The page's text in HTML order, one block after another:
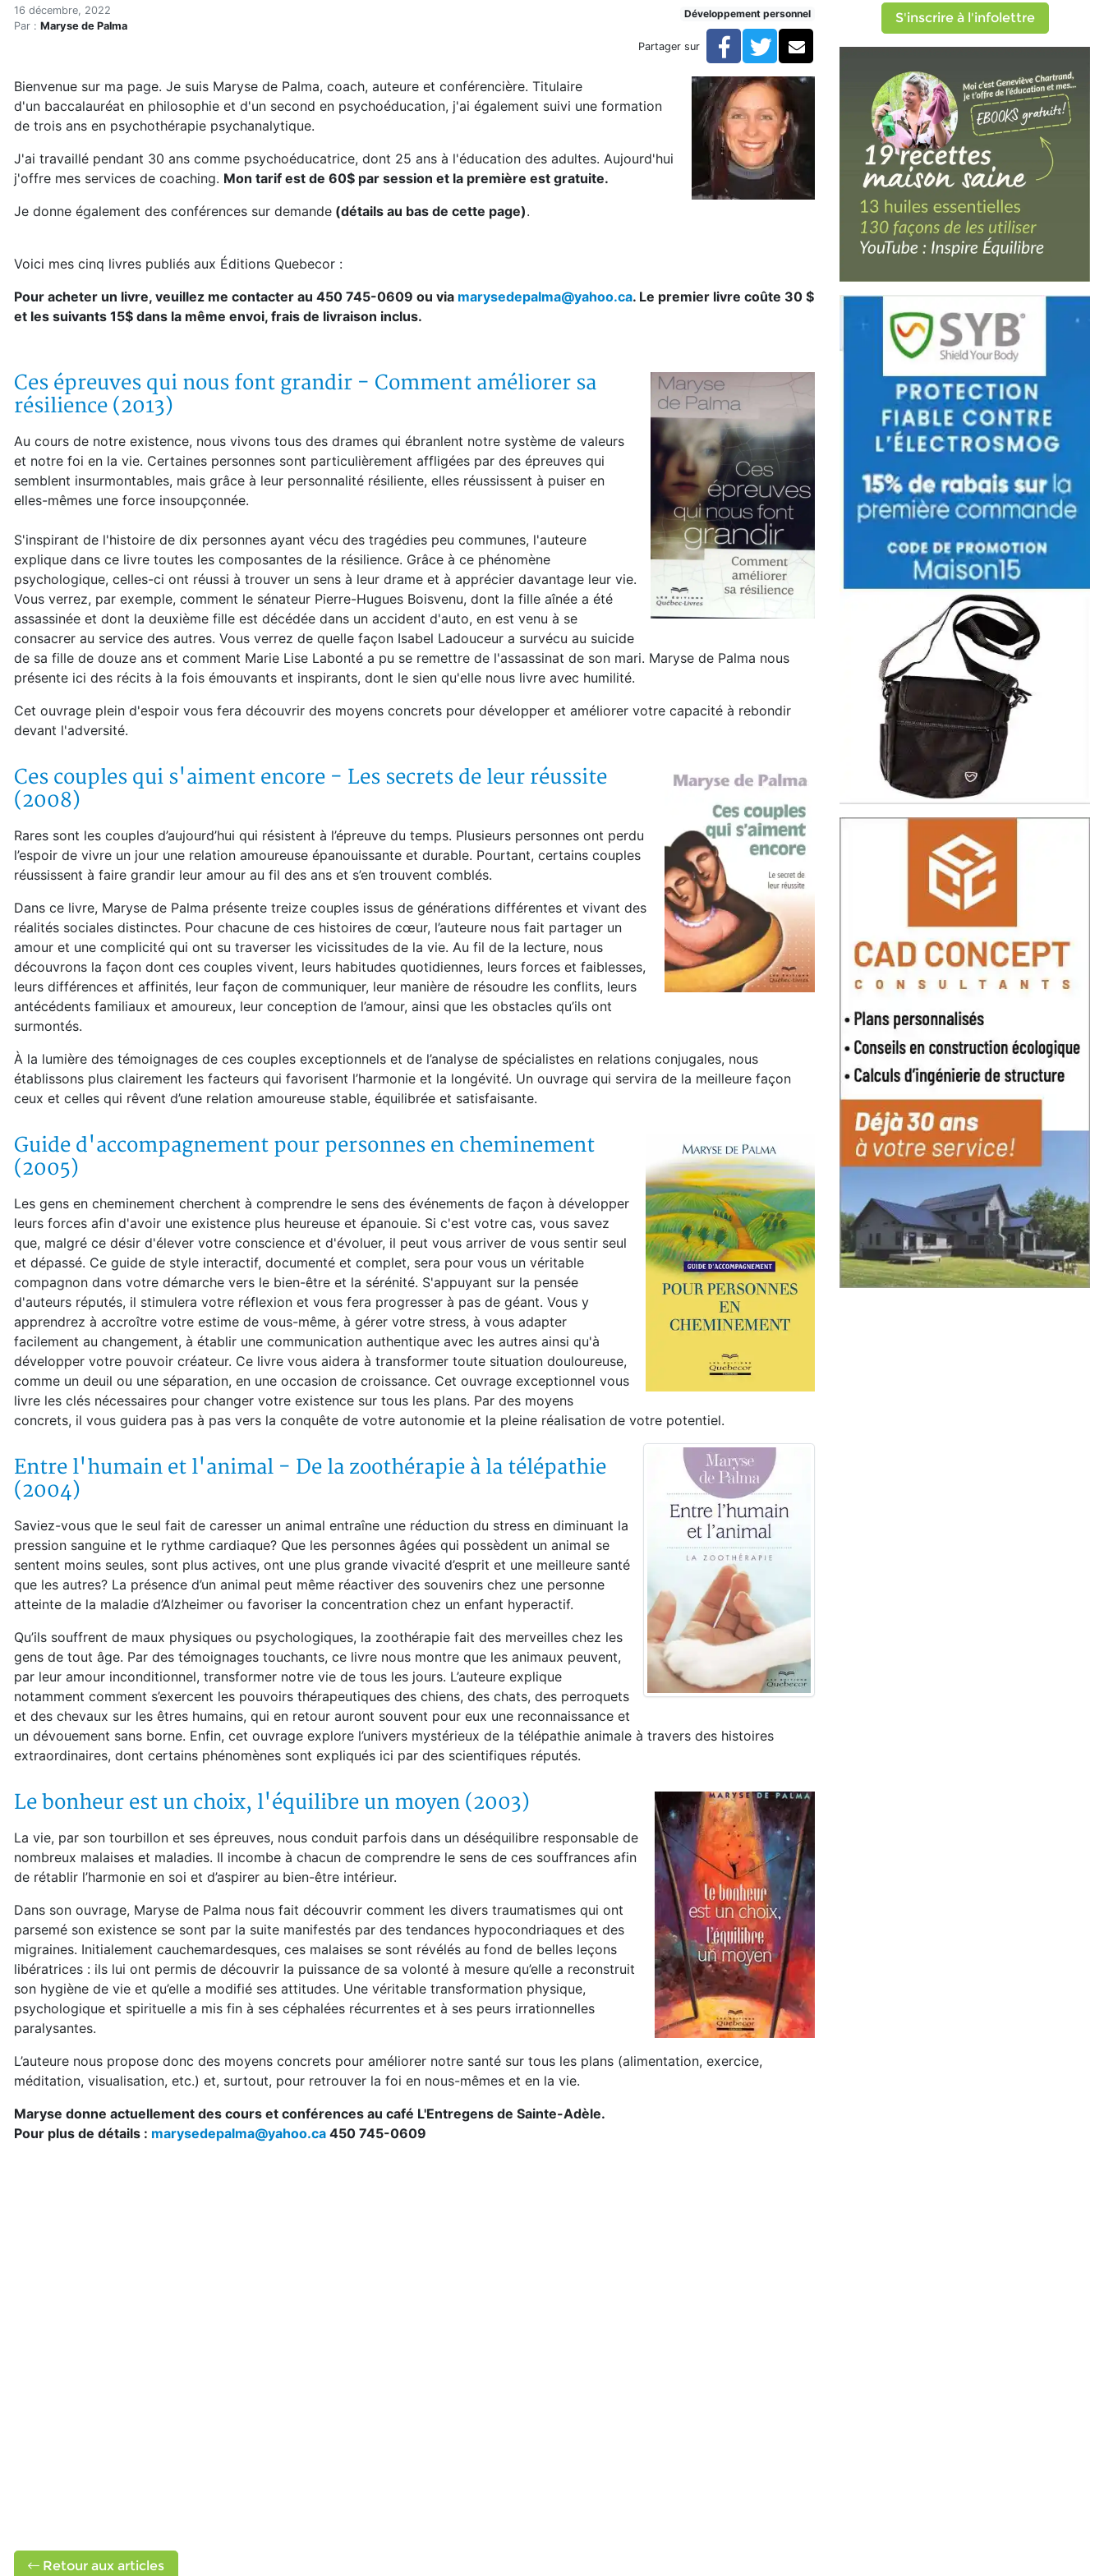
Accueil
Articles
Maryse de Palma, coach, auteure et conférencière
16 décembre, 2022
Par : Maryse de Palma
Développement personnel
Partager sur Facebook
TwitterCourriel
Bienvenue sur ma page. Je suis Maryse de Palma, coach, auteure et conférencière. Titulaire
d'un baccalauréat en philosophie et d'un second en psychoéducation, j'ai également suivi une formation
de trois ans en psychothérapie psychanalytique.
J'ai travaillé pendant 30 ans comme psychoéducatrice, dont 25 ans à l'éducation des adultes. Aujourd'hui
j'offre mes services de coaching. Mon tarif est de 60$ par session et la première est gratuite.
Je donne également des conférences sur demande (détails au bas de cette page).
Voici mes cinq livres publiés aux Éditions Quebecor :
Pour acheter un livre, veuillez me contacter au 450 745-0609 ou via marysedepalma@yahoo.ca. Le premier livre coûte 30 $
et les suivants 15$ dans la même envoi, frais de livraison inclus.
Ces épreuves qui nous font grandir - Comment améliorer sa
résilience (2013)
Au cours de notre existence, nous vivons tous des drames qui ébranlent notre système de valeurs
et notre foi en la vie. Certaines personnes sont particulièrement affligées par des épreuves qui
semblent insurmontables, mais grâce à leur personnalité résiliente, elles réussissent à puiser en
elles-mêmes une force insoupçonnée.
S'inspirant de l'histoire de dix personnes ayant vécu des tragédies peu communes, l'auteure
explique dans ce livre toutes les composantes de la résilience. Grâce à ce phénomène
psychologique, celles-ci ont réussi à trouver un sens à leur drame et à apprécier davantage leur vie.
Vous verrez, par exemple, comment le sénateur Pierre-Hugues Boisvenu, dont la fille aînée a été
assassinée et dont la deuxième fille est décédée dans un accident d'auto, en est venu à se
consacrer au service des autres. Vous verrez de quelle façon Isabel Ladouceur a survécu au suicide
de sa fille de douze ans et comment Marie Lise Labonté a pu se remettre de l'assassinat de son mari. Maryse de Palma nous
présente ici des récits à la fois émouvants et inspirants, dont le sien qu'elle nous livre avec humilité.
Cet ouvrage plein d'espoir vous fera découvrir des moyens concrets pour développer et améliorer votre capacité à rebondir
devant l'adversité.
Ces couples qui s'aiment encore - Les secrets de leur réussite
(2008)
Rares sont les couples d’aujourd’hui qui résistent à l’épreuve du temps. Plusieurs personnes ont perdu
l’espoir de vivre un jour une relation amoureuse épanouissante et durable. Pourtant, certains couples
réussissent à faire grandir leur amour au fil des ans et s’en trouvent comblés.
Dans ce livre, Maryse de Palma présente treize couples issus de générations différentes et vivant des
réalités sociales distinctes. Pour chacune de ces histoires de cœur, l’auteure nous fait partager un
amour et une complicité qui ont su traverser les vicissitudes de la vie. Au fil de la lecture, nous
découvrons la façon dont ces couples vivent, leurs habitudes quotidiennes, leurs forces et faiblesses,
leurs différences et affinités, leur façon de communiquer, leur manière de résoudre les conflits, leurs
antécédents familiaux et amoureux, leur conception de l’amour, ainsi que les obstacles qu’ils ont
surmontés.
À la lumière des témoignages de ces couples exceptionnels et de l’analyse de spécialistes en relations conjugales, nous
établissons plus clairement les facteurs qui favorisent l’harmonie et la longévité. Un ouvrage qui servira de la meilleure façon
ceux et celles qui rêvent d’une relation amoureuse stable, équilibrée et satisfaisante.
Guide d'accompagnement pour personnes en cheminement
(2005)
Les gens en cheminement cherchent à comprendre le sens des événements de façon à développer
leurs forces afin d'avoir une existence plus heureuse et épanouie. Si c'est votre cas, vous savez
que, malgré ce désir d'élever votre conscience et d'évoluer, il peut vous arriver de vous sentir seul
et dépassé. Ce guide de style interactif, documenté et complet, sera pour vous un véritable
compagnon dans votre démarche vers le bien-être et la sérénité. S'appuyant sur la pensée
d'auteurs réputés, il stimulera votre réflexion et vous fera progresser à pas de géant. Vous y
apprendrez à accroître votre estime de vous-même, à gérer votre stress, à vous adapter
facilement au changement, à établir une communication authentique avec les autres ainsi qu'à
développer votre pouvoir créateur. Ce livre vous aidera à transformer toute situation douloureuse,
comme un deuil ou une séparation, en une occasion de croissance. Cet ouvrage exceptionnel vous
livre les clés nécessaires pour changer votre existence sur tous les plans. Par des moyens
concrets, il vous guidera pas à pas vers la conquête de votre autonomie et la pleine réalisation de votre potentiel.
Entre l'humain et l'animal - De la zoothérapie à la télépathie
(2004)
Saviez-vous que le seul fait de caresser un animal entraîne une réduction du stress en diminuant la
pression sanguine et le rythme cardiaque? Que les personnes âgées qui possèdent un animal se
sentent moins seules, sont plus actives, ont une plus grande vivacité d’esprit et une meilleure santé
que les autres? La présence d’un animal peut même réactiver des souvenirs chez une personne
atteinte de la maladie d’Alzheimer ou favoriser la concentration chez un enfant hyperactif.
Qu’ils souffrent de maux physiques ou psychologiques, la zoothérapie fait des merveilles chez les
gens de tout âge. Par des témoignages touchants, ce livre nous montre que les animaux peuvent,
par leur amour inconditionnel, transformer notre vie de tous les jours. L’auteure explique
notamment comment s’exercent les pouvoirs thérapeutiques des chiens, des chats, des perroquets
et des chevaux sur les êtres humains, qui en retour auront souvent pour eux une reconnaissance et
un dévouement sans borne. Enfin, cet ouvrage explore l’univers mystérieux de la télépathie animale à travers des histoires
extraordinaires, dont certains phénomènes sont expliqués ici par des scientifiques réputés.
Le bonheur est un choix, l'équilibre un moyen (2003)
La vie, par son tourbillon et ses épreuves, nous conduit parfois dans un déséquilibre responsable de
nombreux malaises et maladies. Il incombe à chacun de comprendre le sens de ces souffrances afin
de rétablir l’harmonie en soi et d’aspirer au bien-être intérieur.
Dans son ouvrage, Maryse de Palma nous fait découvrir comment les divers traumatismes qui ont
parsemé son existence se sont par la suite manifestés par des tendances hypocondriaques et des
migraines. Initialement cauchemardesques, ces malaises se sont révélés au fond de belles leçons
libératrices : ils lui ont permis de découvrir la puissance de sa volonté à mesure qu’elle a reconstruit
son hygiène de vie et qu’elle a modifié ses attitudes. Une véritable transformation physique,
psychologique et spirituelle a mis fin à ses céphalées récurrentes et à ses peurs irrationnelles
paralysantes.
L’auteure nous propose donc des moyens concrets pour améliorer notre santé sur tous les plans (alimentation, exercice,
méditation, visualisation, etc.) et, surtout, pour retrouver la foi en nous-mêmes et en la vie.
Maryse donne actuellement des cours et conférences au café L'Entregens de Sainte-Adèle.
Pour plus de détails : marysedepalma@yahoo.ca 450 745-0609
Retour aux articles
S'inscrire à l'infolettre